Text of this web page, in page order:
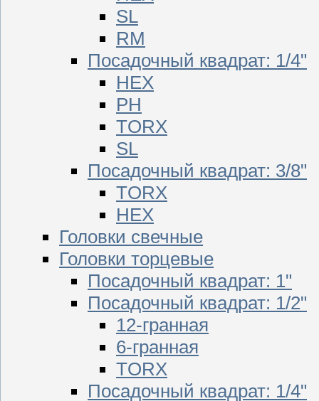
SL
RM
Посадочный квадрат: 1/4"
HEX
PH
TORX
SL
Посадочный квадрат: 3/8"
TORX
HEX
Головки свечные
Головки торцевые
Посадочный квадрат: 1"
Посадочный квадрат: 1/2"
12-гранная
6-гранная
TORX
Посадочный квадрат: 1/4"